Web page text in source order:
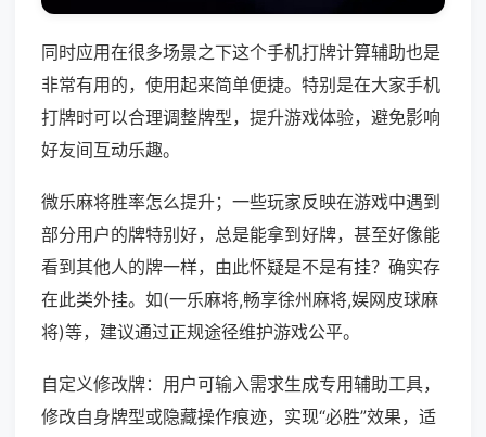
同时应用在很多场景之下这个手机打牌计算辅助也是
非常有用的，使用起来简单便捷。特别是在大家手机
打牌时可以合理调整牌型，提升游戏体验，避免影响
好友间互动乐趣。
微乐麻将胜率怎么提升；一些玩家反映在游戏中遇到
部分用户的牌特别好，总是能拿到好牌，甚至好像能
看到其他人的牌一样，由此怀疑是不是有挂？确实存
在此类外挂。如(一乐麻将,畅享徐州麻将,娱网皮球麻
将)等，建议通过正规途径维护游戏公平。
自定义修改牌：用户可输入需求生成专用辅助工具，
修改自身牌型或隐藏操作痕迹，实现“必胜”效果，适